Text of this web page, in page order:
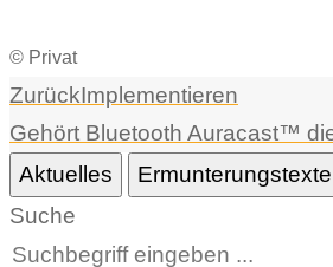
© Privat
ZurückImplementieren
Gehört Bluetooth Auracast™
Aktuelles
Ermunterungstexte
Suche